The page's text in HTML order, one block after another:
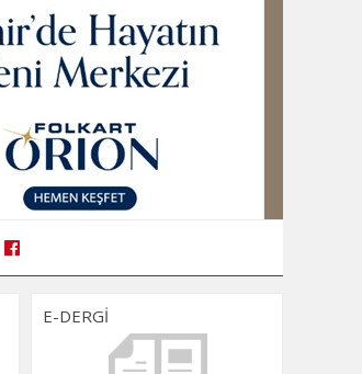
E-DERGİ